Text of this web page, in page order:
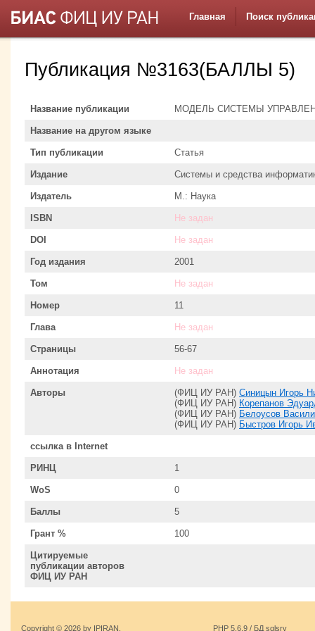
Главная Поиск
Публикация №3163(БАЛЛЫ 5)
Название публикации МОДЕЛЬ СИСТЕМЫ
Название на другом языке
Тип публикации Статья
Издание Системы и средства
Издатель М.: Наука
ISBN Не задан
DOI Не задан
Год издания 2001
Том Не задан
Номер 11
Глава Не задан
Страницы 56-67
Аннотация Не задан
Авторы (ФИЦ ИУ РАН) Синицын Игорь
(ФИЦ ИУ РАН) Корепанов
(ФИЦ ИУ РАН) Белоусов
(ФИЦ ИУ РАН) Быстров Игорь
ссылка в Internet
РИНЦ 1
WoS 0
Баллы 5
Грант % 100
Цитируемые
публикации авторов
ФИЦ ИУ РАН
Copyright © 2026 by IPIRAN.
PHP 5.6.9 / БД sqlsrv